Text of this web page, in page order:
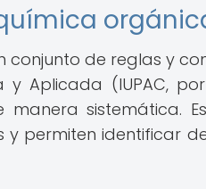
de reglas y
Aplicada (IUPAC,
sistemática.
permiten identificar